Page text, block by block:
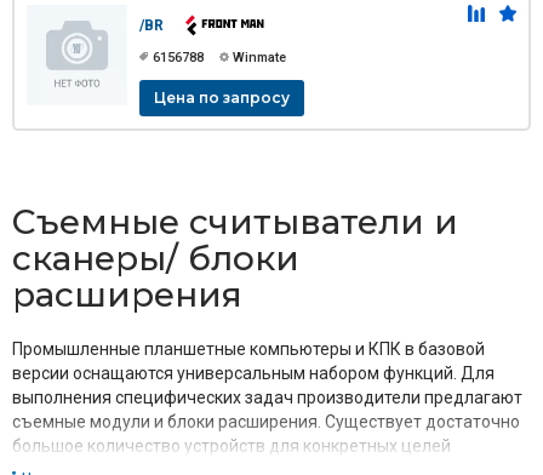
/BR
6156788 Winmate
Цена по запросу
Съемные считыватели и
сканеры/ блоки
расширения
Промышленные планшетные компьютеры и КПК в базовой
версии оснащаются универсальным набором функций. Для
выполнения специфических задач производители предлагают
съемные модули и блоки расширения. Существует достаточно
большое количество устройств для конкретных целей
промышленных предприятий, наиболее востребованными